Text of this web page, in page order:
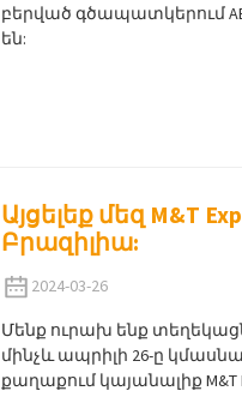
բերված գծապատկերում
են:
Այցելեք մեզ M&T
Բրազիլիա:
2024-03-26
Մենք ուրախ ենք
մինչև ապրիլի 26-ը
քաղաքում կայանալիք M&T